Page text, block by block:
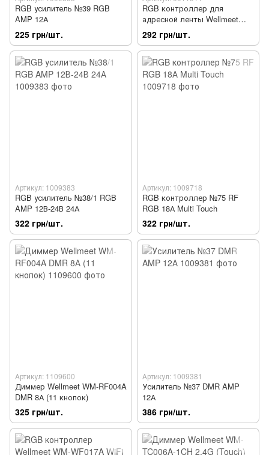
RGB усилитель №39 RGB
AMP 12А
225 грн/шт.
RGB контроллер для
адресной ленты Wellmeet
WM-SP103E-5V (14 кнопок)
292 грн/шт.
Артикул: 1009383
RGB усилитель №38/1 RGB
AMP 12В-24В 24А
322 грн/шт.
Артикул: 1009718
RGB контроллер №75 RF
RGB 18А Multi Touch
322 грн/шт.
Артикул: 1109600
Диммер Wellmeet WM-RF004A
DMR 8А (11 кнопок)
325 грн/шт.
Артикул: 1009381
Усилитель №37 DMR AMP
12А
386 грн/шт.